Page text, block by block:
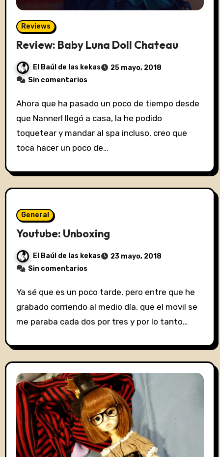
Reviews
Review: Baby Luna Doll Chateau
El Baúl de las kekas
25 mayo, 2018
Sin comentarios
Ahora que ha pasado un poco de tiempo desde
que Nannerl llegó a casa, la he podido
toquetear y mandar al spa incluso, creo que
toca hacer un poco de…
General
Youtube: Unboxing
El Baúl de las kekas
23 mayo, 2018
Sin comentarios
Ya sé que es un poco tarde, pero entre que he
grabado corriendo al medio día, que el movil se
me paraba cada dos por tres y por lo tanto…